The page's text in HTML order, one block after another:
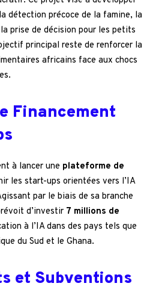
détection précoce de la famine, la
prise de décision pour les petits
principal reste de renforcer la
africains face aux chocs
Financement
à lancer une plateforme de
les start-ups orientées vers l’IA
par le biais de sa branche
d’investir 7 millions de
à l’IA dans des pays tels que
du Sud et le Ghana.
et Subventions